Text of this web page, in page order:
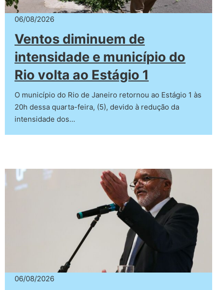
06/08/2026
Ventos diminuem de
intensidade e município do
Rio volta ao Estágio 1
O município do Rio de Janeiro retornou ao Estágio 1 às
20h dessa quarta-feira, (5), devido à redução da
intensidade dos…
06/08/2026